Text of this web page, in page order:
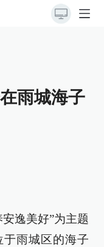
雨城海子
逸美好”为主题
雨城区的海子